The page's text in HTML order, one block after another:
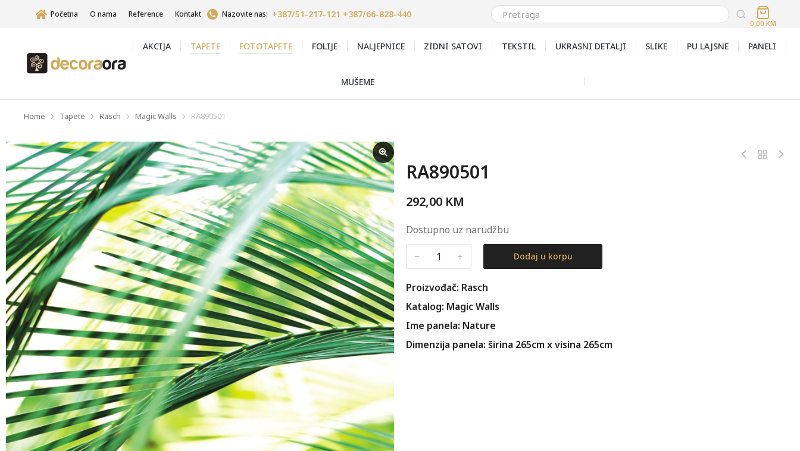
Početna O nama Reference Kontakt Nazovite nas: +387/51-217-121 +387/66-828-440
0,00 KM
AKCIJA TAPETE FOTOTAPETE FOLIJE NALJEPNICE ZIDNI SATOVI TEKSTIL UKRASNI DETALJI SLIKE PU LAJSNE PANELI
MUŠEME
You are here:
Home Tapete Rasch Magic Walls RA890501
RA890501
292,00 KM
Dostupno uz narudžbu
﹣ ﹢ Dodaj u korpu
Proizvođač: Rasch
Katalog: Magic Walls
Ime panela: Nature
Dimenzija panela: širina 265cm x visina 265cm